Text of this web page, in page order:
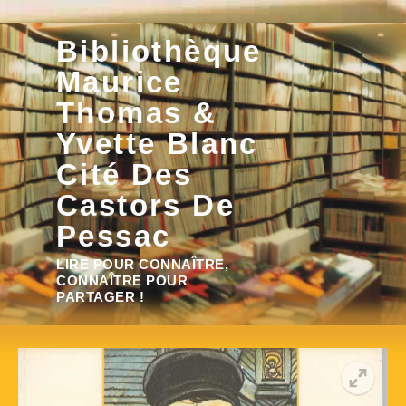
Aller
au
contenuBibliothèque
Maurice
Thomas &
Yvette Blanc
Cité Des
Castors De
Pessac
LIRE POUR CONNAÎTRE,
CONNAÎTRE POUR
PARTAGER !
Rechercher :